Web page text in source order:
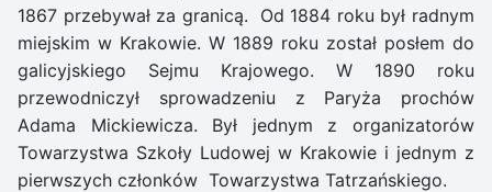
1867 przebywał za granicą. Od 1884 roku był radnym
miejskim w Krakowie. W 1889 roku został posłem do
galicyjskiego Sejmu Krajowego. W 1890 roku
przewodniczył sprowadzeniu z Paryża prochów
Adama Mickiewicza. Był jednym z organizatorów
Towarzystwa Szkoły Ludowej w Krakowie i jednym z
pierwszych członków Towarzystwa Tatrzańskiego.